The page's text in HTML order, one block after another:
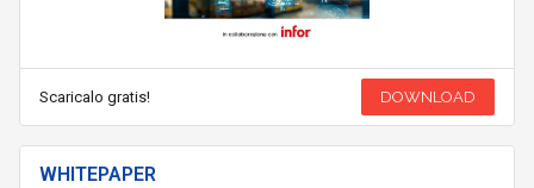
Scaricalo gratis! DOWNLOAD
WHITEPAPER